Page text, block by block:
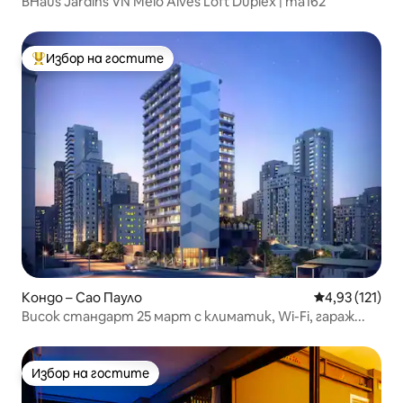
Най-популярен избор на гостите
Избор на гостите
Кондо – Сао Пауло Средна
4,93 (121)
Висок стандарт 25 март с климатик, Wi-Fi, гараж...
Избор на гостите
Избор на гостите